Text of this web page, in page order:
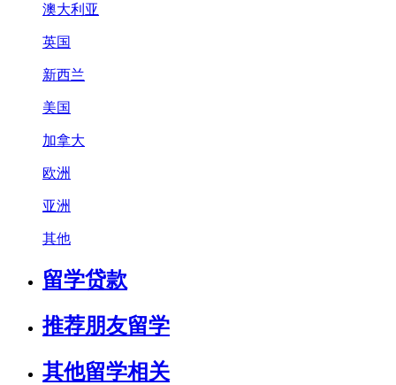
澳大利亚
英国
新西兰
美国
加拿大
欧洲
亚洲
其他
留学贷款
推荐朋友留学
其他留学相关